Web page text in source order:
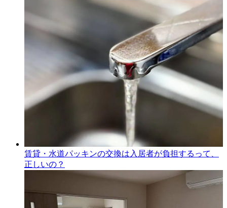
賃貸・水道パッキンの交換は入居者が負担するって、
正しいの？